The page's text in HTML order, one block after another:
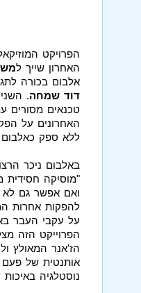
הפרויקט
האחרון שייך ל
אלבום בכורה
דוד שמחה.
טכנאים מסורים
האחרונים על
ללא ספק
באלבום ניכר
"מוסיקה חסידית
ואם אפשר גם לא
להפקות אחרות
על עקבי העבר
הפרוייקט הזה
הז'אנר המאולץ
אותנטית של
נוסטלגיה